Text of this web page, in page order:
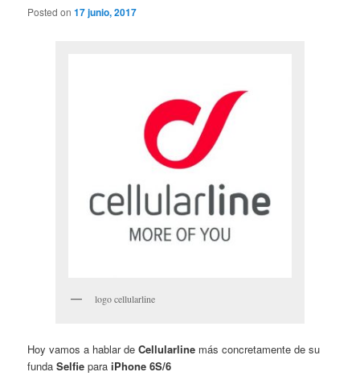
Posted on17 junio, 2017
logo cellularline
Hoy vamos a hablar de Cellularline más concretamente de su
fundaSelfie para iPhone 6S/6